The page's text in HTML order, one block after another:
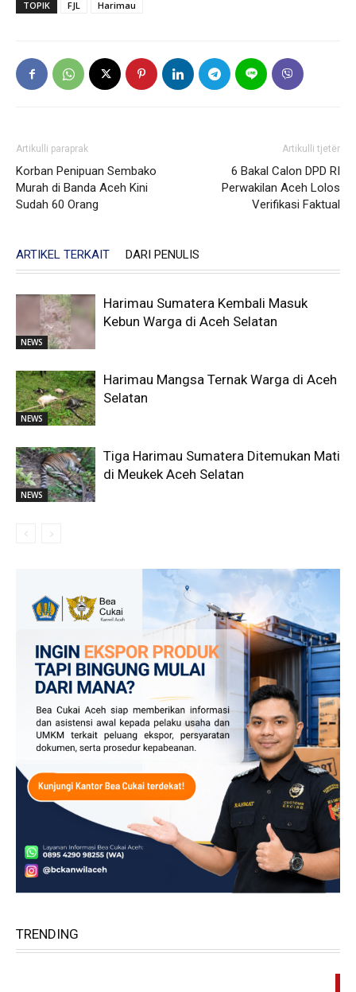
TOPIK FJL Harimau
Artikulli paraprak
Korban Penipuan Sembako
Murah di Banda Aceh Kini
Sudah 60 Orang
Artikulli tjetër
6 Bakal Calon DPD RI
Perwakilan Aceh Lolos
Verifikasi Faktual
ARTIKEL TERKAIT DARI PENULIS
NEWS
Harimau Sumatera Kembali Masuk
Kebun Warga di Aceh Selatan
NEWS
Harimau Mangsa Ternak Warga di Aceh
Selatan
NEWS
Tiga Harimau Sumatera Ditemukan Mati
di Meukek Aceh Selatan
TRENDING